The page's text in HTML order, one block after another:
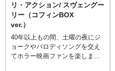
画『魔人ドラキュラ』より、名
優ベラ・ルゴシが演じたドラキ
ュラ伯爵。
リ・アクション/ スヴェングー
リー（コフィンBOX
ver.）
40年以上もの間、土曜の夜にジ
ョークやパロディソングを交え
てホラー映画ファンを楽しませ